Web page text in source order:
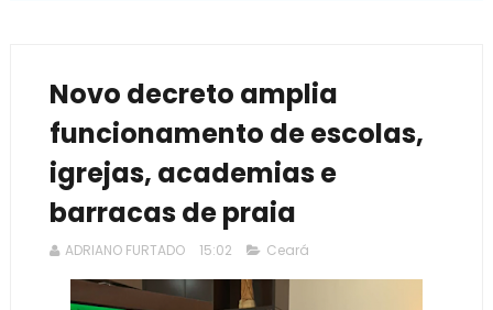
Novo decreto amplia
funcionamento de escolas,
igrejas, academias e
barracas de praia
ADRIANO FURTADO 15:02 Ceará